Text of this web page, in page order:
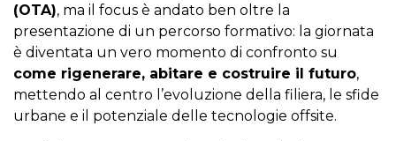
(OTA), ma il focus è andato ben oltre la
presentazione di un percorso formativo: la giornata
è diventata un vero momento di confronto su
come rigenerare, abitare e costruire il futuro,
mettendo al centro l’evoluzione della filiera, le sfide
urbane e il potenziale delle tecnologie offsite.